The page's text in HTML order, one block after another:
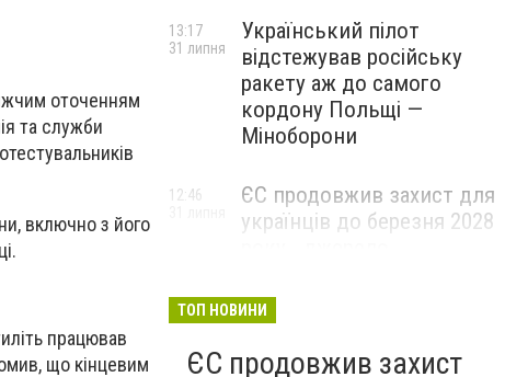
оточенням
та служби
включно з його
працював
що кінцевим
Український пілот
відстежував російську
ракету аж до самого
кордону Польщі —
Міноборони
13:17
31 липня
ЄС продовжив захист для
українців до березня 2028
12:46
ТОП НОВИНИ
ЄС продовжив захист